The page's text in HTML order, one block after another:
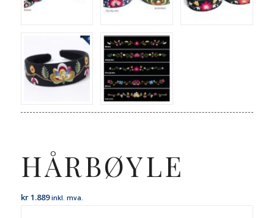
HÅRBØYLE
kr1.889 inkl. mva.